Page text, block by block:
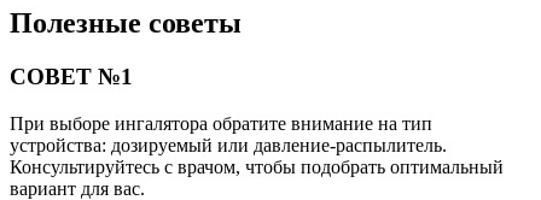
Полезные советы
СОВЕТ №1
При выборе ингалятора обратите внимание на тип
устройства: дозируемый или давление-распылитель.
Консультируйтесь с врачом, чтобы подобрать оптимальный
вариант для вас.